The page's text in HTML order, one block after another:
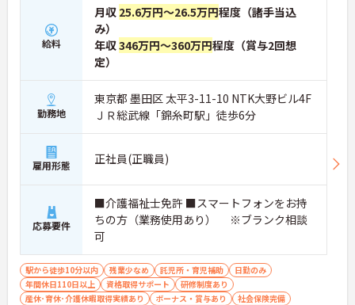
給料
月収 25.6万円～26.5万円程度（諸手当込
み）
年収346万円～360万円程度（賞与2回想
定）
勤務地
東京都 墨田区 太平3-11-10 NTK大野ビル4F
ＪＲ総武線「錦糸町駅」徒歩6分
雇用形態 正社員(正職員)
応募要件
■介護福祉士免許 ■スマートフォンをお持
ちの方（業務使用あり） ※ブランク相談
可
駅から徒歩10分以内 残業少なめ 託児所・育児補助
日勤のみ
年間休日110日以上
資格取得サポート
研修制度あり
産休･育休･介護休暇取得実績あり
ボーナス・賞与あり
社会保険完備